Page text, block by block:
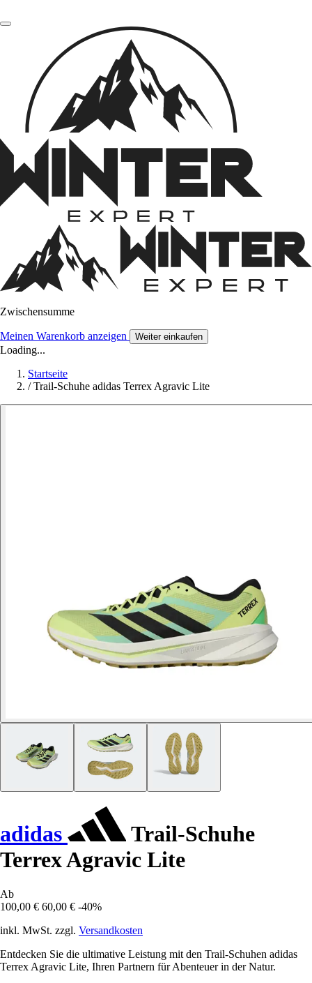
Zwischensumme
Meinen Warenkorb anzeigen Weiter einkaufen
Loading...
Startseite
/ Trail-Schuhe adidas Terrex Agravic Lite
adidas
Trail-Schuhe
Terrex Agravic Lite
Ab
100,00 € 60,00 € -40%
inkl. MwSt. zzgl. Versandkosten
Entdecken Sie die ultimative Leistung mit den Trail-Schuhen adidas
Terrex Agravic Lite, Ihren Partnern für Abenteuer in der Natur.